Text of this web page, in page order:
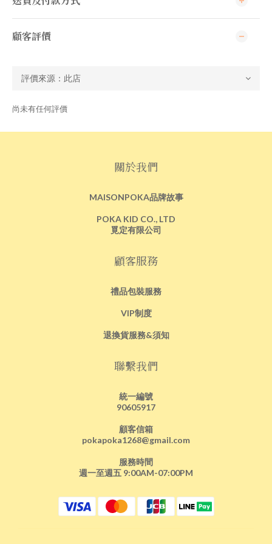
顧客評價
尚未有任何評價
關於我們
MAISONPOKA品牌故事
POKA KID CO., LTD
覓定有限公司
顧客服務
禮品包裝服務
VIP制度
退換貨服務&須知
聯繫我們
統一編號
90605917
顧客信箱
pokapoka1268@gmail.com
服務時間
週一至週五 9:00AM-07:00PM